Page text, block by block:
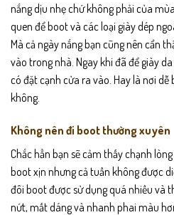
nắng dịu nhẹ chứ không phải của
quen để boot và các loại giày dép
Mà cả ngày nắng bạn cũng nên cẩn
vào trong nhà. Ngay khi đã để giày
có đặt cạnh cửa ra vào. Hay là nơi
không.
Không nên đi boot thường xuyên
Chắc hẳn bạn sẽ cảm thấy chạnh
boot xịn nhưng cả tuần không được
đôi boot được sử dụng quá nhiều và
nứt, mất dáng và nhanh phai màu